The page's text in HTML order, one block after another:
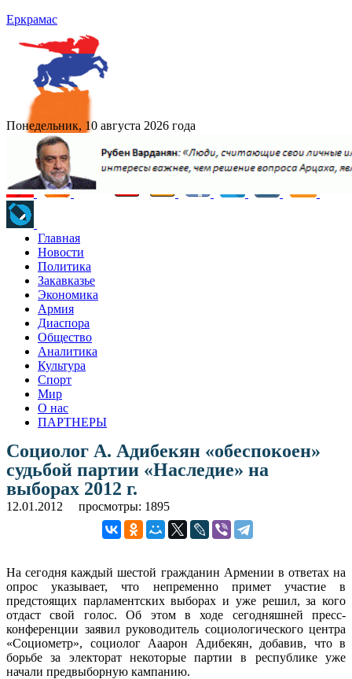
Еркрамас
Понедельник, 10 августа 2026 года
Главная
Новости
Политика
Закавказье
Экономика
Армия
Диаспора
Общество
Аналитика
Культура
Спорт
Мир
О нас
ПАРТНЕРЫ
Социолог А. Адибекян «обеспокоен»
судьбой партии «Наследие» на
выборах 2012 г.
12.01.2012 просмотры: 1895
На сегодня каждый шестой гражданин Армении в ответах на
опрос указывает, что непременно примет участие в
предстоящих парламентских выборах и уже решил, за кого
отдаст свой голос. Об этом в ходе сегодняшней пресс-
конференции заявил руководитель социологического центра
«Социометр», социолог Ааарон Адибекян, добавив, что в
борьбе за электорат некоторые партии в республике уже
начали предвыборную кампанию.